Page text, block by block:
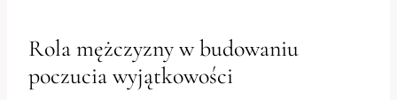
Rola mężczyzny w budowaniu
poczucia wyjątkowości